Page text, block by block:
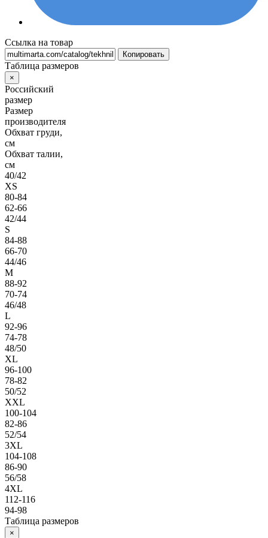
Ссылка на товар
Копировать
Таблица размеров
×
Российский
размер
Размер
производителя
Обхват груди,
см
Обхват талии,
см
40/42
XS
80-84
62-66
42/44
S
84-88
66-70
44/46
M
88-92
70-74
46/48
L
92-96
74-78
48/50
XL
96-100
78-82
50/52
XXL
100-104
82-86
52/54
3XL
104-108
86-90
56/58
4XL
112-116
94-98
Таблица размеров
×